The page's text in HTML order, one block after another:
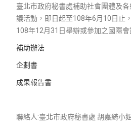
臺北市政府秘書處補助社會團體及
議活動，即日起至108年6月10日止
108年12月31日舉辦或參加之國際會
補助辦法
企劃書
成果報告書
聯絡人:臺北市政府秘書處 胡嘉綺小姐